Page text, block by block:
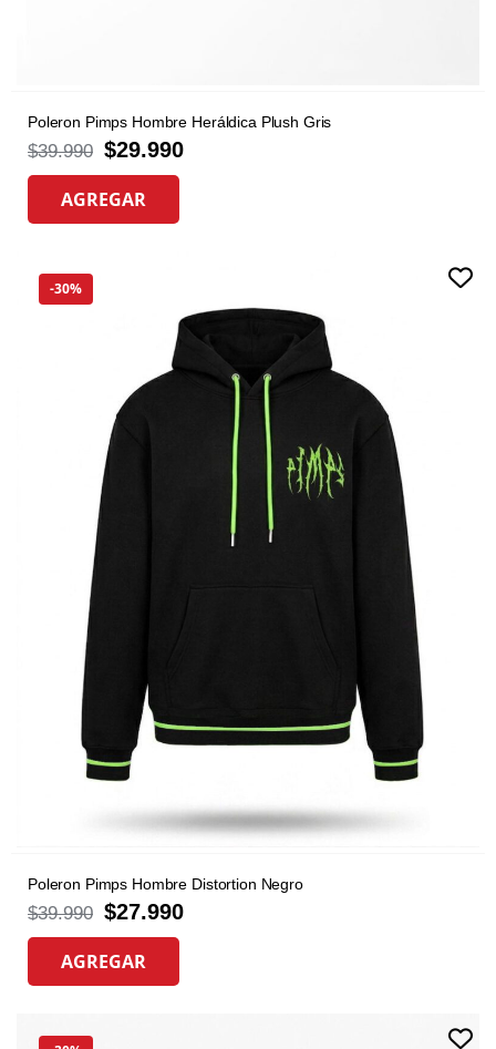
Poleron Pimps Hombre Heráldica Plush Gris
$39.990 $29.990
AGREGAR
-30%
Poleron Pimps Hombre Distortion Negro
$39.990 $27.990
AGREGAR